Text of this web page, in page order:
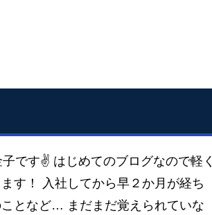
です✌ はじめてのブログなので軽く
す！ 入社してから早２か月が経ち
となど… まだまだ覚えられていな